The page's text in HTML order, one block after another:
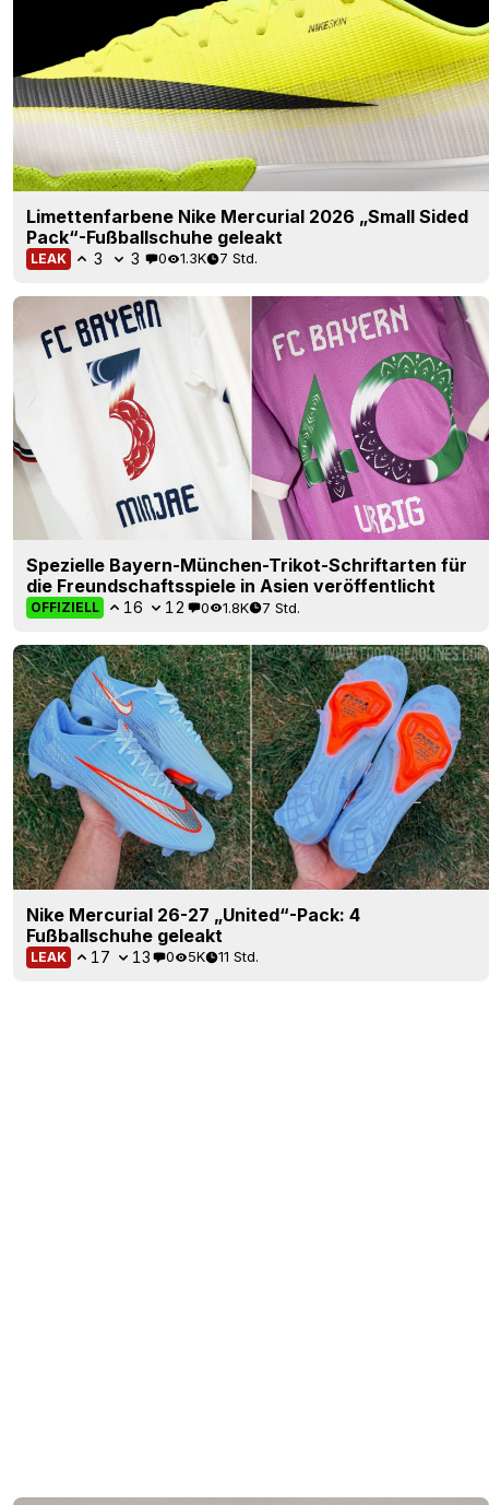
Limettenfarbene Nike Mercurial 2026 „Small Sided
Pack“-Fußballschuhe geleakt
LEAK 3 3 0 1.3K 7 Std.
Spezielle Bayern-München-Trikot-Schriftarten für
die Freundschaftsspiele in Asien veröffentlicht
OFFIZIELL 16 12 0 1.8K 7 Std.
Nike Mercurial 26-27 „United“-Pack: 4
Fußballschuhe geleakt
LEAK 17 13 0 5K 11 Std.